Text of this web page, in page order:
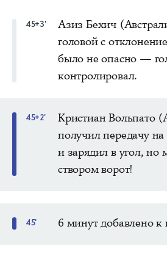
45+3'
Азиз Бехич
головой с
было не опасно —
контролировал.
45+2'
Кристиан Вольпато
получил передачу
и зарядил в угол, но
створом ворот!
45' 6 минут добавлено к